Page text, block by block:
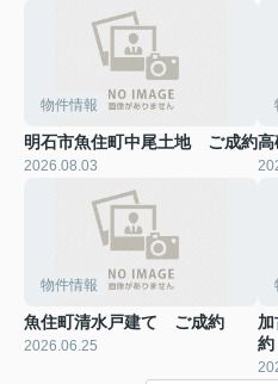
物件情報
明石市魚住町中尾土地 ご成約
2026.08.03
物件情報
魚住町清水戸建て ご成約
2026.06.25
約